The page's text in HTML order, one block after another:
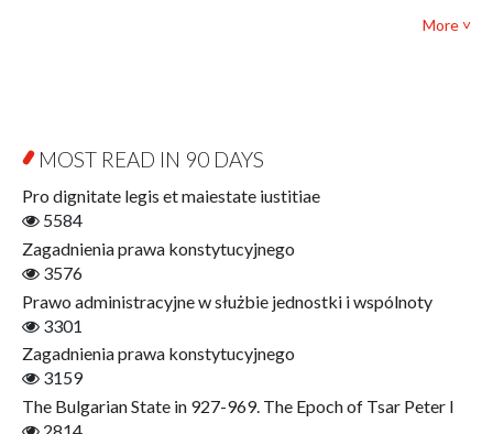
Open Access
Film! Scholars
Finance
Gerontology
Literary Interpretations
Jerzy Giedroyc and...
Jerzy Giedroyc and Witnesses of History
Winter of Life?
Linguistics
More ˅
MOST READ IN 90 DAYS
Pro dignitate legis et maiestate iustitiae
5584
Zagadnienia prawa konstytucyjnego
3576
Prawo administracyjne w służbie jednostki i wspólnoty
3301
Zagadnienia prawa konstytucyjnego
3159
The Bulgarian State in 927-969. The Epoch of Tsar Peter I